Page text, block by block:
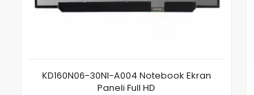
KD160N06-30NI-A004 Notebook Ekran
Paneli Full HD